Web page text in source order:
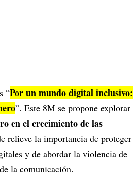
“Por un mundo digital inclusivo:
”. Este 8M se propone explorar
en el crecimiento de las
relieve la importancia de proteger
y de abordar la violencia de
la comunicación.